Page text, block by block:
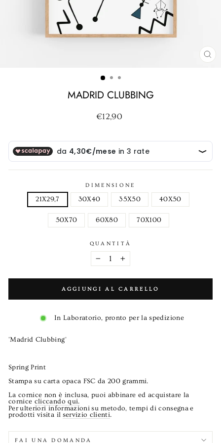
MADRID CLUBBING
Prezzo
di
€12,90
DIMENSIONE
21X29,7 30X40 35X50 40X50
50X70 60X80 70X100
QUANTITÀ
+
AGGIUNGI AL CARRELLO
In Laboratorio, pronto per la spedizione
'Madrid Clubbing'
Spring Print
Stampa su carta opaca FSC da 200 grammi.
La cornice non è inclusa, puoi abbinare ed acquistare la
cornice cliccando qui.
Per ulteriori informazionisu metodo, tempi di consegnae
prodotti visita il servizio clienti.
FAI UNA DOMANDA